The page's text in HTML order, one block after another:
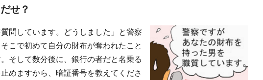
せ？
問しています。どうしました」と警察
こで初めて自分の財布が奪われたこと
そして数分後に、銀行の者だと名乗る
めますから、暗証番号を教えてくださ